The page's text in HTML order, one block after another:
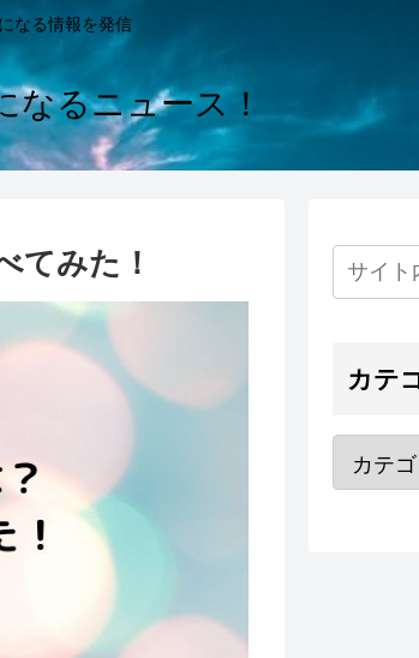
なる情報を発信
なるニュース！
てみた！
カテ